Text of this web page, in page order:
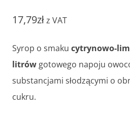
17,79zł z VAT
Syrop o smaku cytrynowo-
litrów gotowego napoju
substancjami słodzącymi o
cukru.